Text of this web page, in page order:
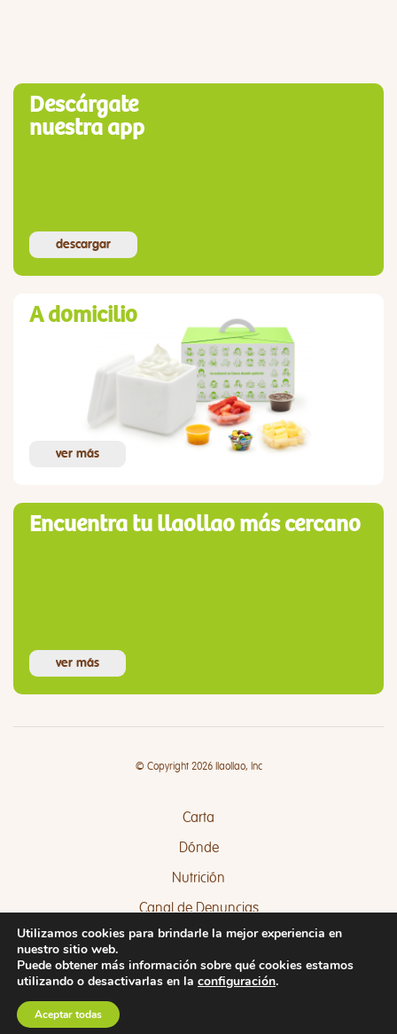
Descárgate
nuestra app
descargar
A domicilio
ver más
Encuentra tu llaollao más cercano
ver más
© Copyright 2026 llaollao, Inc
Carta
Dónde
Nutrición
Canal de Denuncias
Quejas y Sugerencias
Utilizamos cookies para brindarle la mejor experiencia en
nuestro sitio web.
Puede obtener más información sobre qué cookies estamos
utilizando o desactivarlas en la configuración.
Aceptar todas